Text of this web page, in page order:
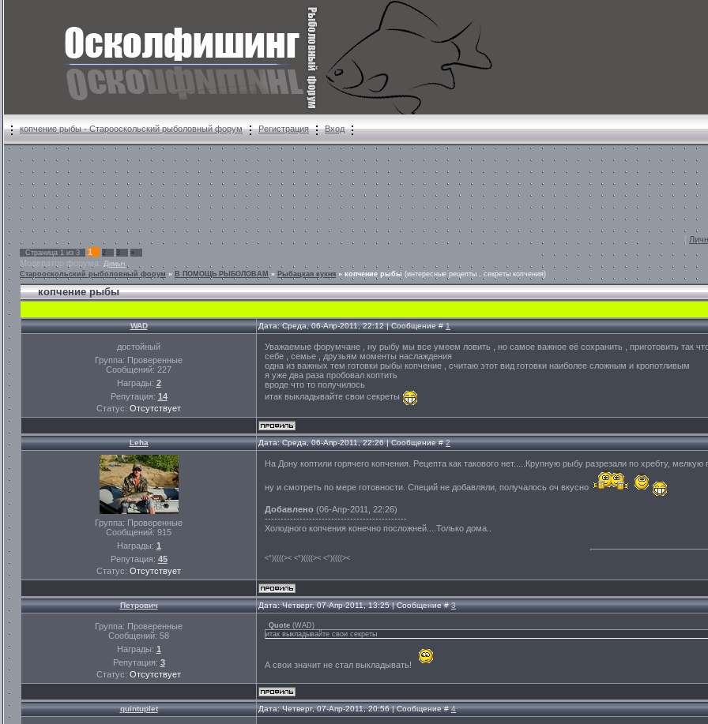
копчение рыбы - Старооскольский рыболовный форум Регистрация Вход
[
Страница 1 из 3 1 2 3 »
Модератор форума: Димыч
Старооскольский рыболовный форум » В ПОМОЩЬ РЫБОЛОВАМ » Рыбацкая кухня » копчение рыбы (интересные рецепты , секреты копчения)
копчение рыбы
WAD Дата: Среда, 06-Апр-2011, 22:12 | Сообщение #1
достойный
Группа: Проверенные
Сообщений: 227
Награды: 2
Репутация: 14
Статус: Отсутствует
Уважаемые форумчане , ну рыбу мы все умеем ловить , но самое важное её сохранить , приготовить так
себе , семье , друзьям моменты наслаждения
одна из важных тем готовки рыбы копчение , считаю этот вид готовки наиболее сложным и кропотливым
я уже два раза пробовал коптить
вроде что то получилось
итак выкладывайте свои секреты
Leha Дата: Среда, 06-Апр-2011, 22:26 | Сообщение #2
Группа: Проверенные
Сообщений: 915
Награды: 1
Репутация: 45
Статус: Отсутствует
На Дону коптили горячего копчения. Рецепта как такового нет.....Крупную рыбу разрезали по хребту,
ну и смотреть по мере готовности. Специй не добавляли, получалось оч вкусно
Добавлено (06-Апр-2011, 22:26)
---------------------------------------------
Холодного копчения конечно посложней....Только дома..
<°)((((>< <°)((((>< <°)((((><
Петрович Дата: Четверг, 07-Апр-2011, 13:25 | Сообщение #3
Группа: Проверенные
Сообщений: 58
Награды: 1
Репутация: 3
Статус: Отсутствует
Quote (WAD)
итак выкладывайте свои секреты
А свои значит не стал выкладывать!
quintuplet Дата: Четверг, 07-Апр-2011, 20:56 | Сообщение #4